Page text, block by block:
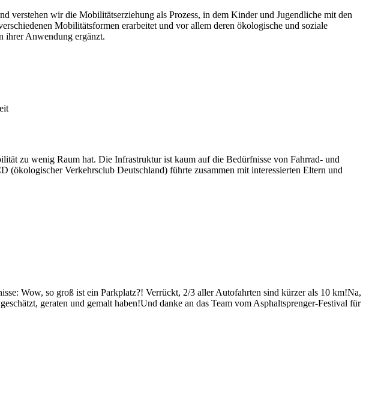
wir die Mobilitätserziehung als Prozess, in dem Kinder und Jugendliche mit den
Mobilitätsformen erarbeitet und vor allem deren ökologische und soziale
ihrer Anwendung ergänzt.
zu wenig Raum hat. Die Infrastruktur ist kaum auf die Bedürfnisse von Fahrrad- und
Verkehrsclub Deutschland) führte zusammen mit interessierten Eltern und
Wow, so groß ist ein Parkplatz?! Verrückt, 2/3 aller Autofahrten sind kürzer als 10 km!Na,
geraten und gemalt haben!Und danke an das Team vom Asphaltsprenger-Festival für